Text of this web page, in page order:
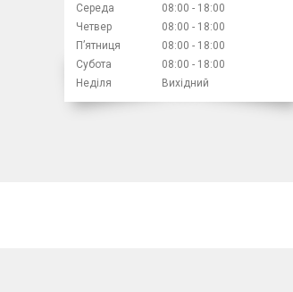
Середа
08:00
18:00
Четвер
08:00
18:00
Пʼятниця
08:00
18:00
Субота
08:00
18:00
Неділя
Вихідний